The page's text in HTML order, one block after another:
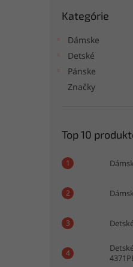
kategórie
Kategórie
Dámske
Detské
Pánske
Značky
Top 10